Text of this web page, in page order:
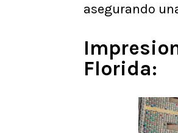
asegurando
Florida: